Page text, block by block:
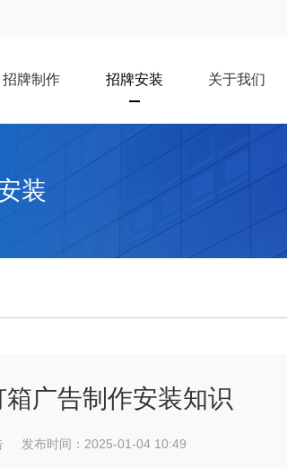
招牌制作 招牌安装 关于我们
装
广告制作安装知识
发布时间：2025-01-04 10:49